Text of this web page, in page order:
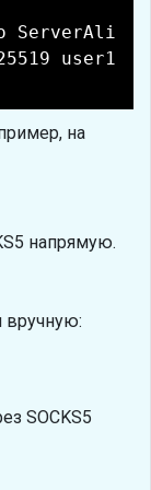
ServerAli
user1
на
напрямую.
вручную:
SOCKS5